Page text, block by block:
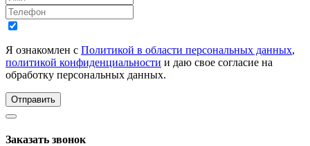
Я ознакомлен с Политикой в области персональных данных,
политикой конфиденциальности и даю свое согласие на
обработку персональных данных.
Отправить
Заказать звонок